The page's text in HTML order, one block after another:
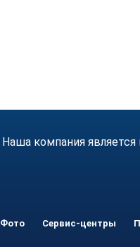
Наша компания
Фото Сервис-центры